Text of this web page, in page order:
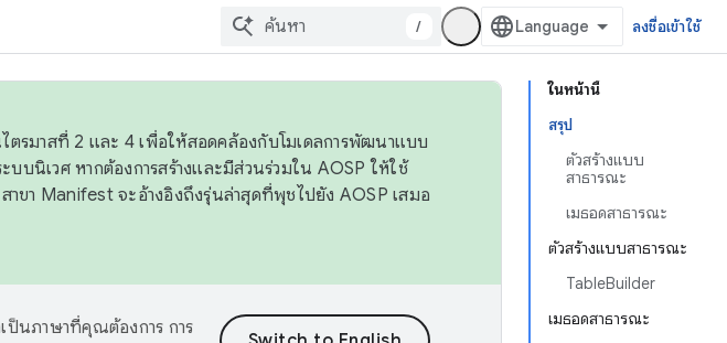
/ ลงชื่อเข้าใช้
ในหน้านี้
สรุป
ตัวสร้างแบบ
สาธารณะ
เมธอดสาธารณะ
ตัวสร้างแบบสาธารณะ
TableBuilder
เมธอดสาธารณะ
ตรมาสที่ 2 และ 4 เพื่อให้สอดคล้องกับโมเดลการพัฒนาแบบ
บนิเวศ หากต้องการสร้างและมีส่วนร่วมใน AOSP ให้ใช้
สาขา Manifest จะอ้างอิงถึงรุ่นล่าสุดที่พุชไปยัง AOSP เสมอ
ป็นภาษาที่คุณต้องการ การ